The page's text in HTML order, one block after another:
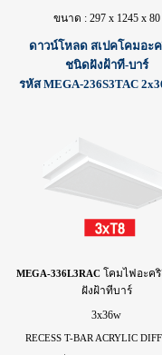
ขนาด : 297 x 1245 x 80
ดาวน์โหลด สเปคโคมอะ
ชนิดฝังฝ้าที-บาร์
รหัส MEGA-236S3TAC
MEGA-336L3RAC โคมไฟ อะค
ฝังฝ้าทีบาร์
3x36w
RECESS T-BAR ACRYLIC